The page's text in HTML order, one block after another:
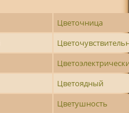
Цветочница
Цветоядный
Цветушность